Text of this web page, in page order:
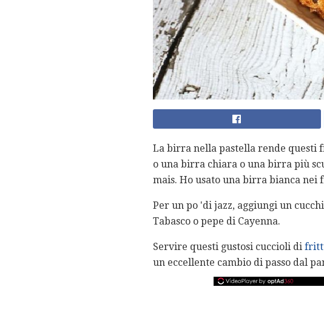
La birra nella pastella rende questi
o una birra chiara o una birra più
mais. Ho usato una birra bianca
Per un po 'di jazz, aggiungi un
Tabasco o pepe di Cayenna.
Servire questi gustosi cuccioli di
un eccellente cambio di passo dal